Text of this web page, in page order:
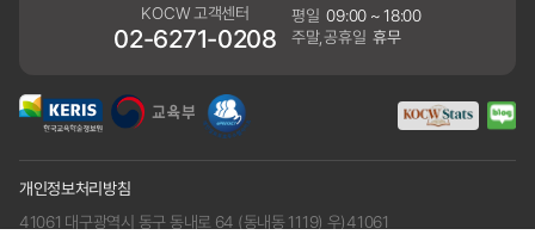
KOCW 고객센터
02-6271-0208
평일 09:00 ~ 18:00
주말,공휴일 휴무
개인정보처리방침
41061 대구광역시 동구 동내로 64 (동내동 1119) 우)41061